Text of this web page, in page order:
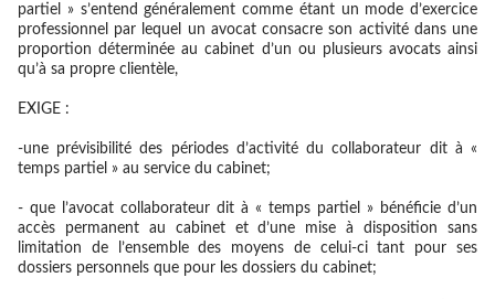
partiel » s’entend généralement comme étant un mode d’exercice
professionnel par lequel un avocat consacre son activité dans une
proportion déterminée au cabinet d’un ou plusieurs avocats ainsi
qu’à sa propre clientèle,
EXIGE :
-une prévisibilité des périodes d’activité du collaborateur dit à «
temps partiel » au service du cabinet;
- que l’avocat collaborateur dit à « temps partiel » bénéficie d’un
accès permanent au cabinet et d’une mise à disposition sans
limitation de l’ensemble des moyens de celui-ci tant pour ses
dossiers personnels que pour les dossiers du cabinet;